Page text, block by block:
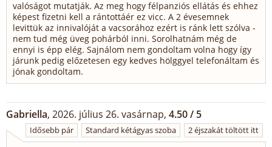
valóságot mutatják. Az meg hogy félpanziós ellátás és ehhez
képest fizetni kell a rántottáér ez vicc. A 2 évesemnek
levittük az innivalóját a vacsorához ezért is ránk lett szólva -
nem tud még üveg pohárból inni. Sorolhatnám még de
ennyi is épp elég. Sajnálom nem gondoltam volna hogy így
járunk pedig előzetesen egy kedves hölggyel telefonáltam és
jónak gondoltam.
Gabriella, 2026. július 26. vasárnap, 4.50 / 5
Idősebb pár Standard kétágyas szoba 2 éjszakát töltött itt